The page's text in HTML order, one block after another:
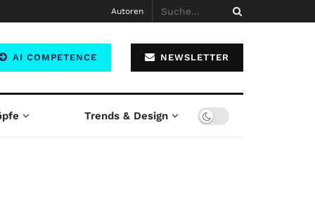
Autoren
AI COMPETENCE NEWSLETTER
Trends & Design